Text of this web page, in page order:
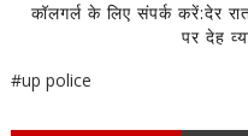
कॉलगर्ल के लिए संपर्क करें:देर
पर देह
#up police